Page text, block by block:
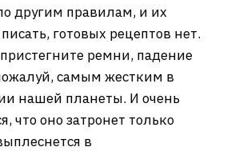
другим правилам, и их
готовых рецептов нет.
ремни, падение
самым жестким в
нашей планеты. И очень
что оно затронет только
в